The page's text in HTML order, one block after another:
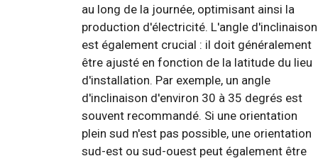
au long de la journée, optimisant ainsi la
production d'électricité. L'angle d'inclinaison
est également crucial : il doit généralement
être ajusté en fonction de la latitude du lieu
d'installation. Par exemple, un angle
d'inclinaison d'environ 30 à 35 degrés est
souvent recommandé. Si une orientation
plein sud n'est pas possible, une orientation
sud-est ou sud-ouest peut également être